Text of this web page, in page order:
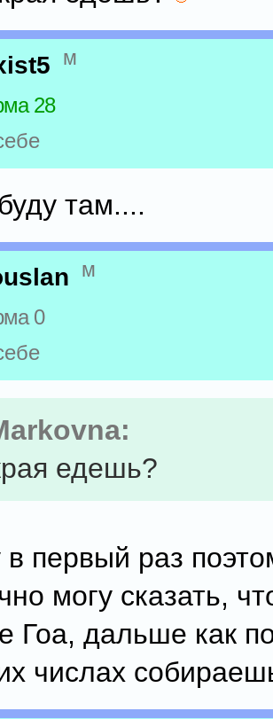
м
28
там....
м
0
едешь?
первый раз
могу сказать,
Гоа, дальше как
числах